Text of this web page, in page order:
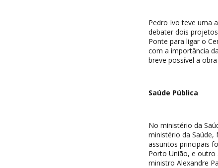
Pedro Ivo teve uma
debater dois
Ponte para ligar o
com a importância
breve possível a
Saúde Pública
No ministério da
ministério da Saúde,
assuntos principais
Porto União, e outro
ministro Alexandre